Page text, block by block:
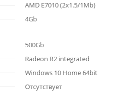
AMD E7010 (2x1.5/1Mb)
4Gb
500Gb
Radeon R2 integrated
Windows 10 Home 64bit
Отсутствует